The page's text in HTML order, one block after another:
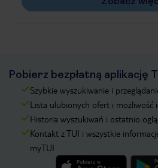
Pobierz bezpłatną aplikację
Szybkie wyszukiwanie i
Lista ulubionych ofert i możliwość
Historia wyszukiwań i ostatnio
Kontakt z TUI i wszystkie
myTUI